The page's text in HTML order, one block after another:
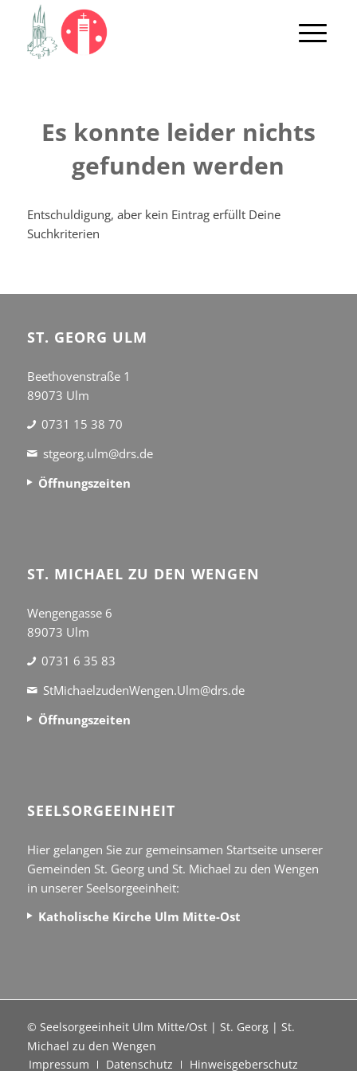
Es konnte leider nichts
gefunden werden
Entschuldigung, aber kein Eintrag erfüllt Deine
Suchkriterien
ST. GEORG ULM
Beethovenstraße 1
89073 Ulm
0731 15 38 70
stgeorg.ulm@drs.de
Öffnungszeiten
ST. MICHAEL ZU DEN WENGEN
Wengengasse 6
89073 Ulm
0731 6 35 83
StMichaelzudenWengen.Ulm@drs.de
Öffnungszeiten
SEEL­SORGE­EINHEIT
Hier gelangen Sie zur gemeinsamen Startseite unserer
Gemeinden St. Georg und St. Michael zu den Wengen
in unserer Seelsorgeeinheit:
Katholische Kirche Ulm Mitte-Ost
© Seelsorgeeinheit Ulm Mitte/Ost | St. Georg | St.
Michael zu den Wengen
Impressum
Datenschutz Hinweisgeberschutz